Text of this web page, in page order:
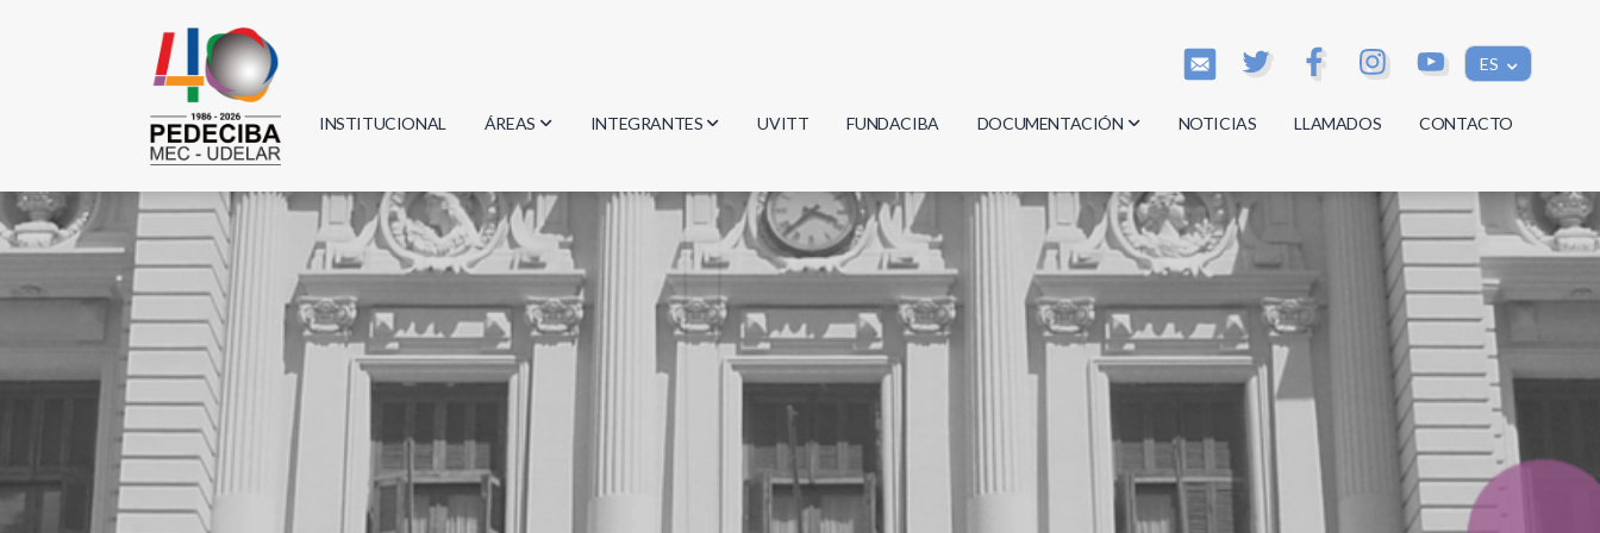
ES
INSTITUCIONAL ÁREAS
Biología
Física
Geociencias
Informática
Matemática
INTEGRANTES
Investigadores
Estudiantes
Egresados
UVITT FUNDACIBA DOCUMENTACIÓN
Actas
Reglamentos
Documentos
NOTICIAS LLAMADOS CONTACTO